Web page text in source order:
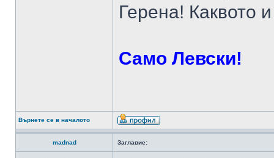
Герена! Каквото
Само Левски!
Върнете се в началото
madnad Заглавие: